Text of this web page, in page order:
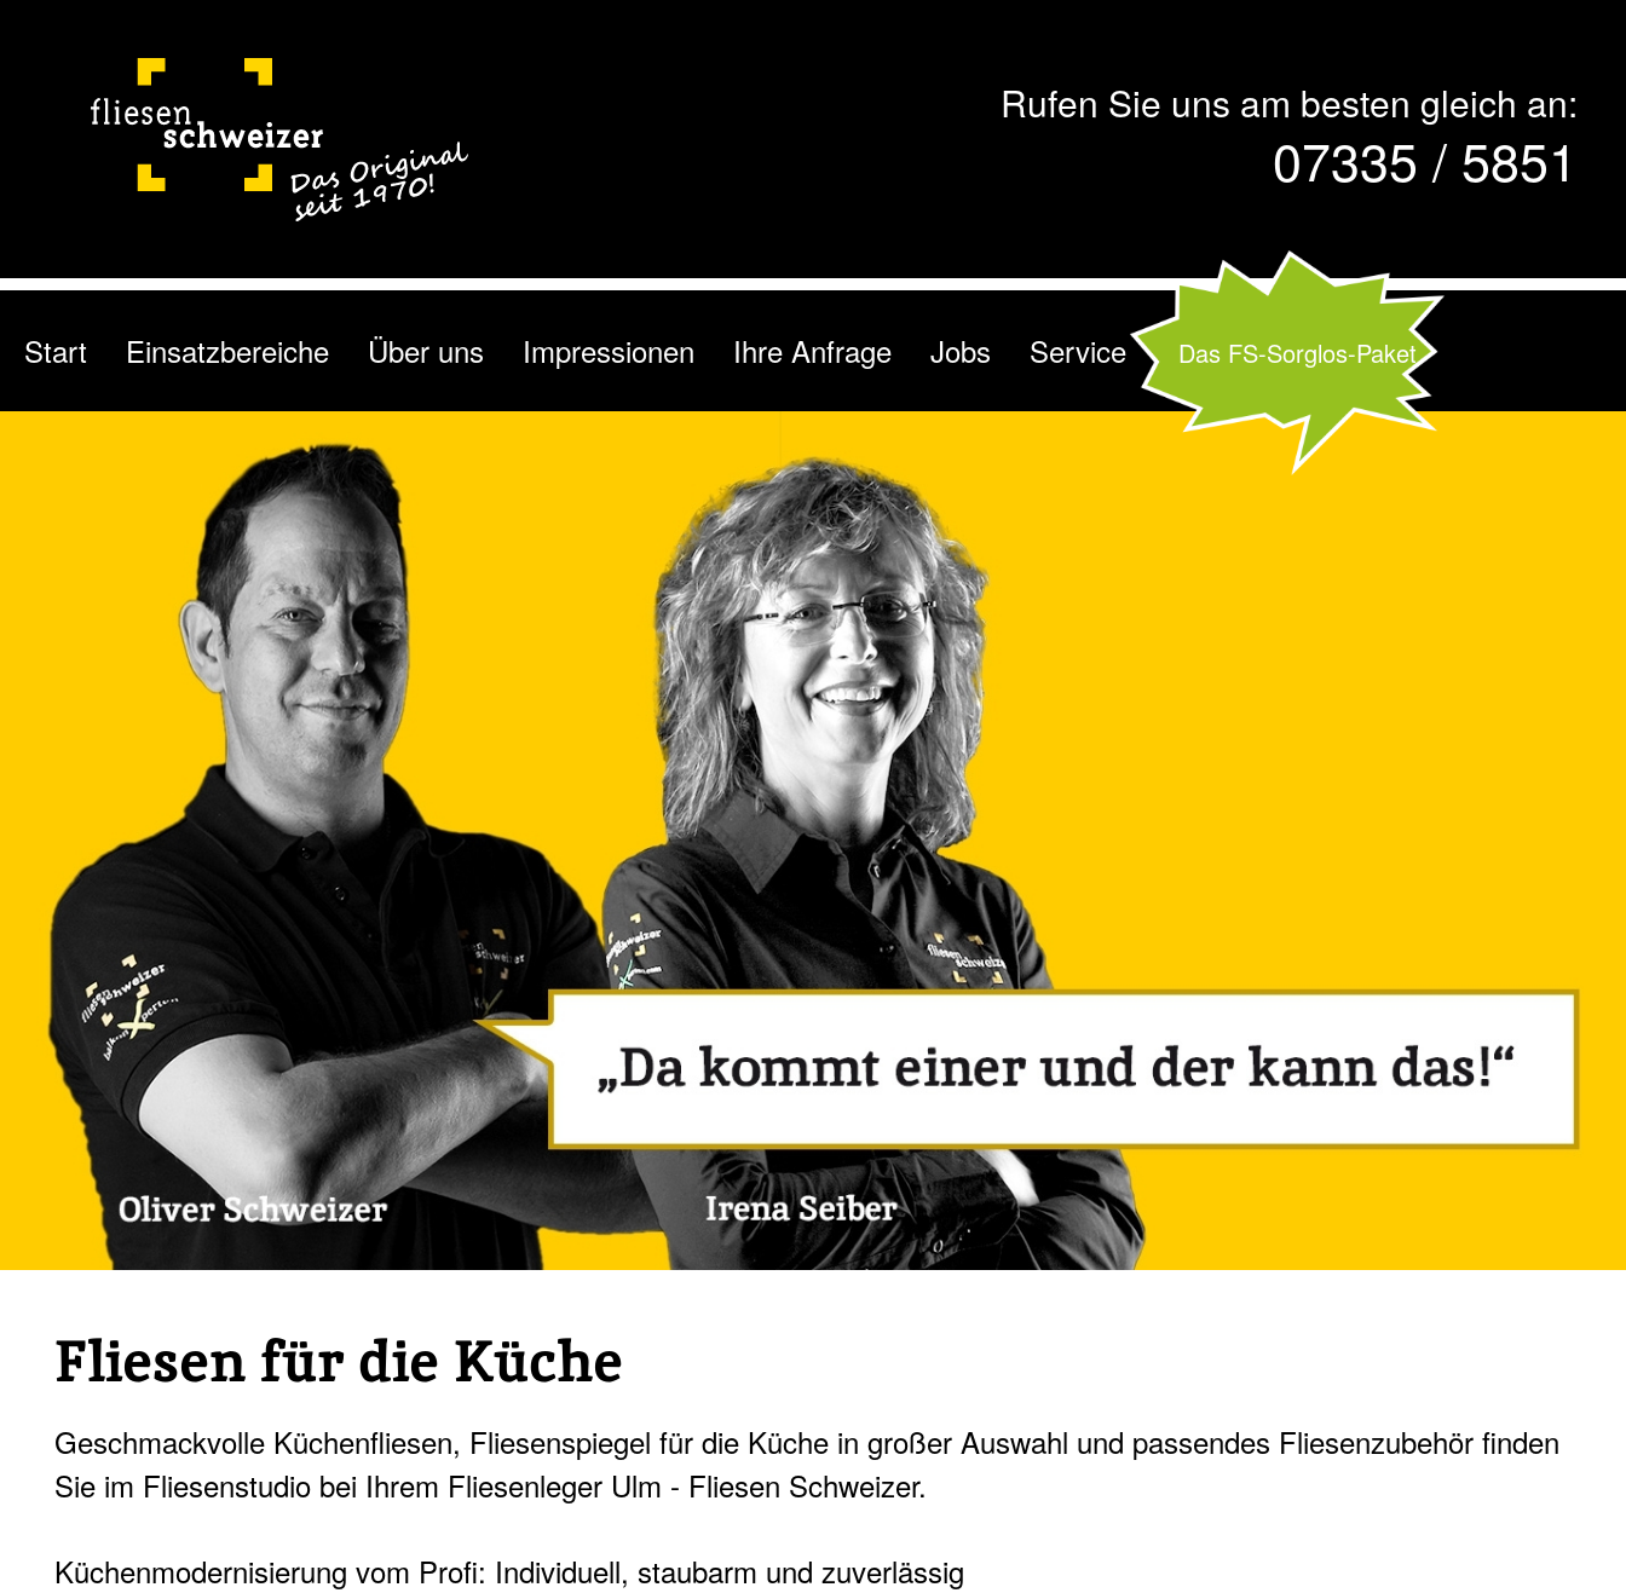
Rufen Sie uns am besten gleich an:
07335 / 5851
Start Einsatzbereiche Über uns Impressionen Ihre Anfrage Jobs Service Das FS-Sorglos-Paket
Fliesen für die Küche
Geschmackvolle Küchenfliesen, Fliesenspiegel für die Küche in großer Auswahl und passendes Fliesenzubehör finden
Sie im Fliesenstudio bei Ihrem Fliesenleger Ulm - Fliesen Schweizer.
Küchenmodernisierung vom Profi: Individuell, staubarm und zuverlässig